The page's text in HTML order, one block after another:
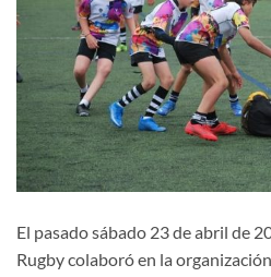
El pasado sábado 23 de abril de
Rugby colaboró en la